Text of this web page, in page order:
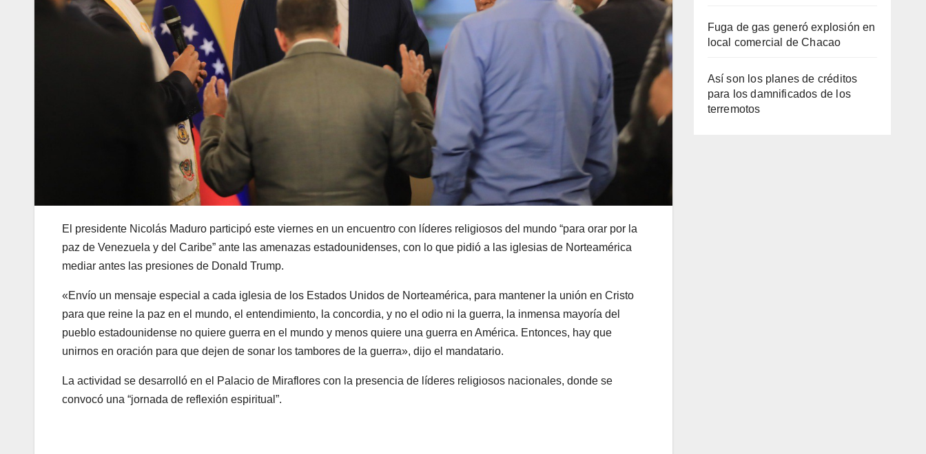
El presidente Nicolás Maduro participó este viernes en un encuentro con líderes religiosos del mundo “para orar por la
paz de Venezuela y del Caribe” ante las amenazas estadounidenses, con lo que pidió a las iglesias de Norteamérica
mediar antes las presiones de Donald Trump.
«Envío un mensaje especial a cada iglesia de los Estados Unidos de Norteamérica, para mantener la unión en Cristo
para que reine la paz en el mundo, el entendimiento, la concordia, y no el odio ni la guerra, la inmensa mayoría del
pueblo estadounidense no quiere guerra en el mundo y menos quiere una guerra en América. Entonces, hay que
unirnos en oración para que dejen de sonar los tambores de la guerra», dijo el mandatario.
La actividad se desarrolló en el Palacio de Miraflores con la presencia de líderes religiosos nacionales, donde se
convocó una “jornada de reflexión espiritual”.
Fuga de gas generó explosión en
local comercial de Chacao
Así son los planes de créditos
para los damnificados de los
terremotos